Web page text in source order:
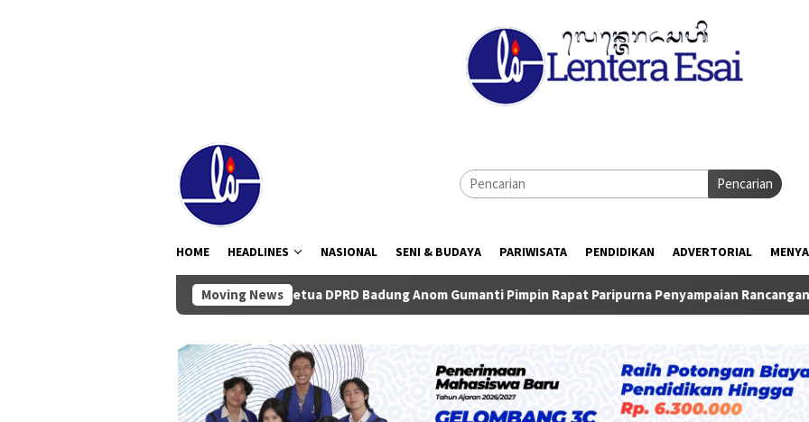
Pencarian
HOME HEADLINES NASIONAL SENI & BUDAYA PARIWISATA PENDIDIKAN ADVERTORIAL
Moving News
Ketua DPRD Badung Anom Gumanti Pimpin Rapat Paripurna Penyampaian Rancangan KUA-PPAS TA 2027